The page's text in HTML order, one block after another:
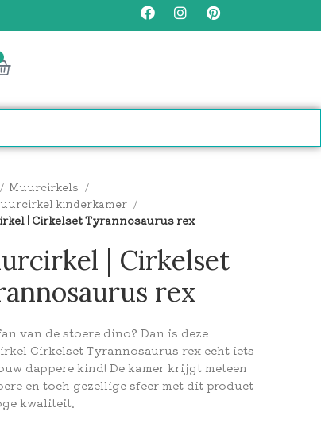
Muurcirkels
kinderkamer
| Cirkelset Tyrannosaurus rex
| Cirkelset
rex
van de stoere dino? Dan is deze
Cirkelset Tyrannosaurus rex echt iets
dappere kind! De kamer krijgt meteen
en toch gezellige sfeer met dit product
kwaliteit.